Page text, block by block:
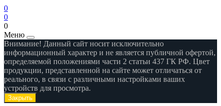
0
0
0
Меню
Внимание! Данный сайт носит исключительно
информационный характер и не является публичной офертой,
определяемой положениями части 2 статьи 437 ГК РФ. Цвет
продукции, представленной на сайте может отличаться от
реального, в связи с различными настройками ваших
устройств для просмотра.
Закрыть